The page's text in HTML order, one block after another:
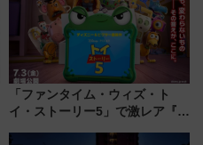
「ファンタイム・ウィズ・ト
イ・ストーリー5」で激レア『ロ